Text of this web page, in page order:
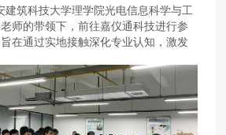
筑科技大学理学院光电信息科学与工
师的带领下，前往嘉仪通科技进行参
在通过实地接触深化专业认知，激发